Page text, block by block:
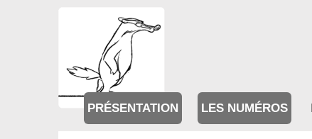
PRÉSENTATION LES NUMÉROS